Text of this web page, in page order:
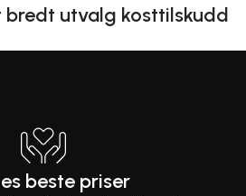
utvalg kosttilskudd
beste priser